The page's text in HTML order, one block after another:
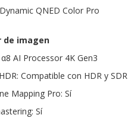
QNED Color Pro
de imagen
AI Processor 4K Gen3
Compatible con HDR y SDR
Mapping Pro: Sí
Sí